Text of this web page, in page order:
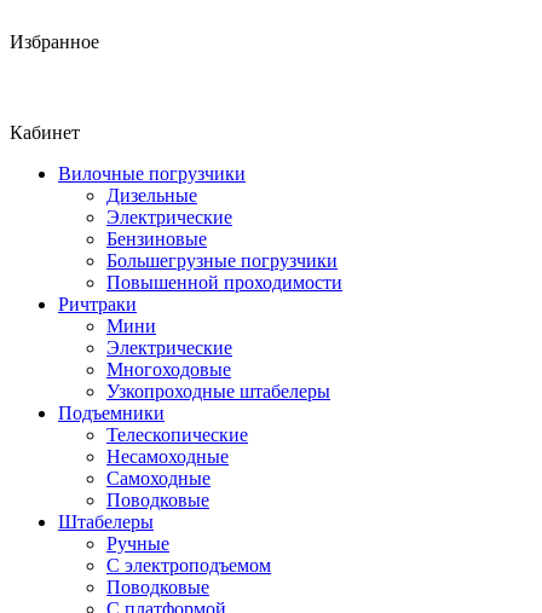
Избранное
Кабинет
Вилочные погрузчики
Дизельные
Электрические
Бензиновые
Большегрузные погрузчики
Повышенной проходимости
Ричтраки
Мини
Электрические
Многоходовые
Узкопроходные штабелеры
Подъемники
Телескопические
Несамоходные
Самоходные
Поводковые
Штабелеры
Ручные
С электроподъемом
Поводковые
С платформой